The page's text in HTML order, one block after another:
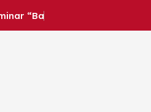
inar “Ba